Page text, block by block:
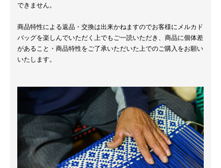
できません。
商品特性による返品・交換は出来かねますのでお客様にメルカド
バッグを楽しんでいただく上でもご一読いただき、商品に個体差
があること・商品特性をご了承いただいた上でのご購入をお願い
いたします。